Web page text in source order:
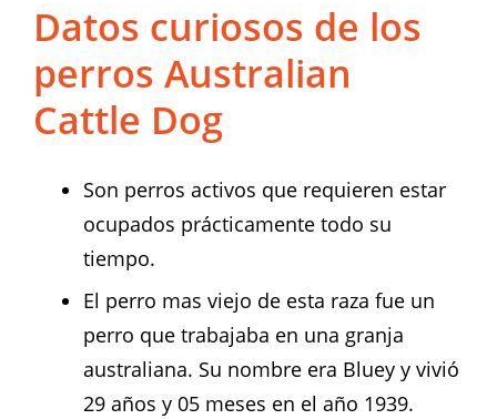
Datos curiosos de los
perros Australian
Cattle Dog
Son perros activos que requieren estar
ocupados prácticamente todo su
tiempo.
El perro mas viejo de esta raza fue un
perro que trabajaba en una granja
australiana. Su nombre era Bluey y vivió
29 años y 05 meses en el año 1939.